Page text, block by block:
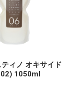
ィノ オキサイド
1050ml